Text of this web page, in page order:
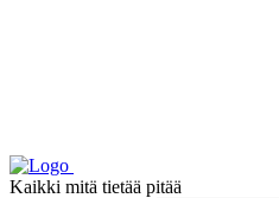
Kaikki mitä tietää pitää